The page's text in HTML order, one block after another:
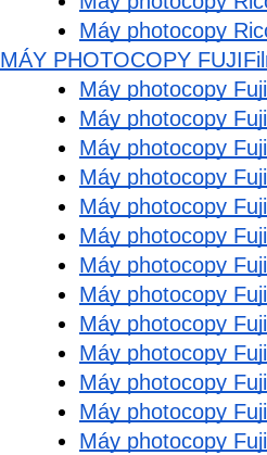
Máy photocopy
MÁY PHOTOCOPY
Máy photocopy
Máy photocopy
Máy photocopy
Máy photocopy
Máy photocopy
Máy photocopy
Máy photocopy
Máy photocopy
Máy photocopy
Máy photocopy
Máy photocopy
Máy photocopy
Máy photocopy